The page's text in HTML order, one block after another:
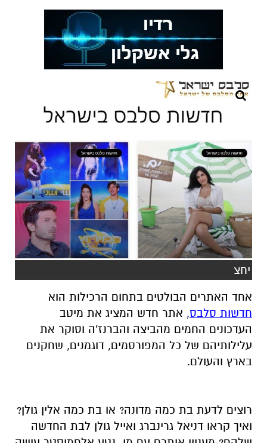
יחצ
אחד האתרים הבולטים בתחום הרכילות הוא
חדשות סלבס, אתר חדש המציג את מיטב
העדכונים החמים מהביצה והברנז'ה וסוקר את
עלילותיהם של כל המפורסמים, דוגמנים, שחקנים
בארץ והעולם.
רוצים לדעת בת כמה מדונה? או בת כמה אלין גולן?
ואיך קראו דניאל גרינברג ואייל גולן לבת החדשה